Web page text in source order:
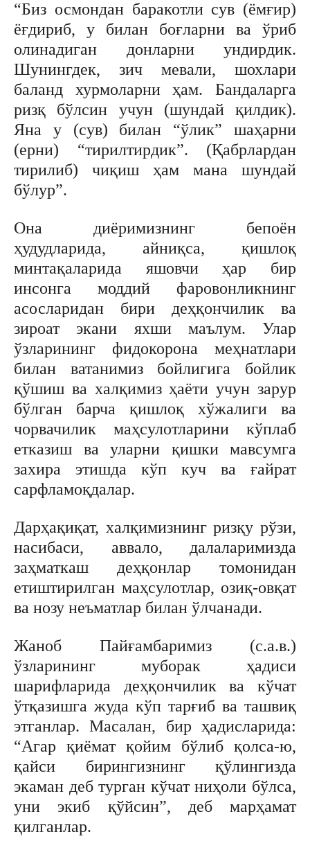
“Биз осмондан баракотли сув (ёмғир)
ёғдириб, у билан боғларни ва ўриб
олинадиган донларни ундирдик.
Шунингдек, зич мевали, шохлари
баланд хурмоларни ҳам. Бандаларга
ризқ бўлсин учун (шундай қилдик).
Яна у (сув) билан “ўлик” шаҳарни
(ерни) “тирилтирдик”. (Қабрлардан
тирилиб) чиқиш ҳам мана шундай
бўлур”.
Она диёримизнинг бепоён
ҳудудларида, айниқса, қишлоқ
минтақаларида яшовчи ҳар бир
инсонга моддий фаровонликнинг
асосларидан бири деҳқончилик ва
зироат экани яхши маълум. Улар
ўзларининг фидокорона меҳнатлари
билан ватанимиз бойлигига бойлик
қўшиш ва халқимиз ҳаёти учун зарур
бўлган барча қишлоқ хўжалиги ва
чорвачилик маҳсулотларини кўплаб
етказиш ва уларни қишки мавсумга
захира этишда кўп куч ва ғайрат
сарфламоқдалар.
Дарҳақиқат, халқимизнинг ризқу рўзи,
насибаси, аввало, далаларимизда
заҳматкаш деҳқонлар томонидан
етиштирилган маҳсулотлар, озиқ-овқат
ва нозу неъматлар билан ўлчанади.
Жаноб Пайғамбаримиз (с.а.в.)
ўзларининг муборак ҳадиси
шарифларида деҳқончилик ва кўчат
ўтқазишга жуда кўп тарғиб ва ташвиқ
этганлар. Масалан, бир ҳадисларида:
“Агар қиёмат қойим бўлиб қолса-ю,
қайси бирингизнинг қўлингизда
экаман деб турган кўчат ниҳоли бўлса,
уни экиб қўйсин”, деб марҳамат
қилганлар.